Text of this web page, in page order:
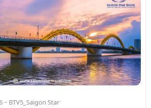
- BTV5_Saigon Star